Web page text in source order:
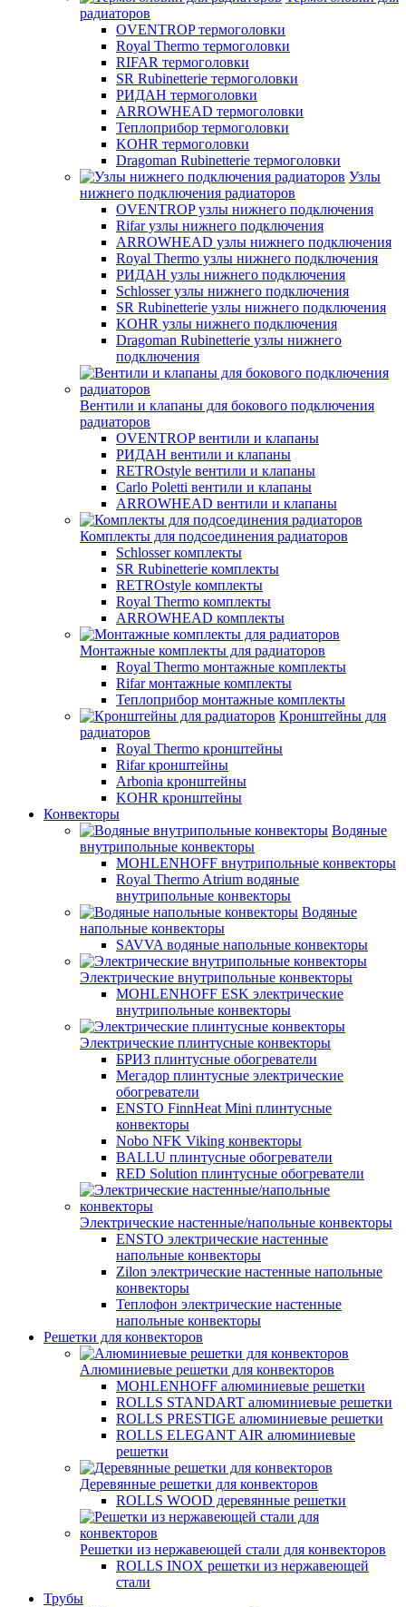
радиаторов
OVENTROP термоголовки
Royal Thermo термоголовки
RIFAR термоголовки
SR Rubinetterie термоголовки
РИДАН термоголовки
ARROWHEAD термоголовки
Теплоприбор термоголовки
KOHR термоголовки
Dragoman Rubinetterie термоголовки
Узлы
нижнего подключения радиаторов
OVENTROP узлы нижнего подключения
Rifar узлы нижнего подключения
ARROWHEAD узлы нижнего подключения
Royal Thermo узлы нижнего подключения
РИДАН узлы нижнего подключения
Schlosser узлы нижнего подключения
SR Rubinetterie узлы нижнего подключения
KOHR узлы нижнего подключения
Dragoman Rubinetterie узлы нижнего
подключения
Вентили и клапаны для бокового подключения
радиаторов
OVENTROP вентили и клапаны
РИДАН вентили и клапаны
RETROstyle вентили и клапаны
Carlo Poletti вентили и клапаны
ARROWHEAD вентили и клапаны
Комплекты для подсоединения радиаторов
Schlosser комплекты
SR Rubinetterie комплекты
RETROstyle комплекты
Royal Thermo комплекты
ARROWHEAD комплекты
Монтажные комплекты для радиаторов
Royal Thermo монтажные комплекты
Rifar монтажные комплекты
Теплоприбор монтажные комплекты
Кронштейны для
радиаторов
Royal Thermo кронштейны
Rifar кронштейны
Arbonia кронштейны
KOHR кронштейны
Конвекторы
Водяные
внутрипольные конвекторы
MOHLENHOFF внутрипольные конвекторы
Royal Thermo Atrium водяные
внутрипольные конвекторы
Водяные
напольные конвекторы
SAVVA водяные напольные конвекторы
Электрические внутрипольные конвекторы
MOHLENHOFF ESK электрические
внутрипольные конвекторы
Электрические плинтусные конвекторы
БРИЗ плинтусные обогреватели
Мегадор плинтусные электрические
обогреватели
ENSTO FinnHeat Mini плинтусные
конвекторы
Nobo NFK Viking конвекторы
BALLU плинтусные обогреватели
RED Solution плинтусные обогреватели
Электрические настенные/напольные конвекторы
ENSTO электрические настенные
напольные конвекторы
Zilon электрические настенные напольные
конвекторы
Теплофон электрические настенные
напольные конвекторы
Решетки для конвекторов
Алюминиевые решетки для конвекторов
MOHLENHOFF алюминиевые решетки
ROLLS STANDART алюминиевые решетки
ROLLS PRESTIGE алюминиевые решетки
ROLLS ELEGANT AIR алюминиевые
решетки
Деревянные решетки для конвекторов
ROLLS WOOD деревянные решетки
Решетки из нержавеющей стали для конвекторов
ROLLS INOX решетки из нержавеющей
стали
Трубы